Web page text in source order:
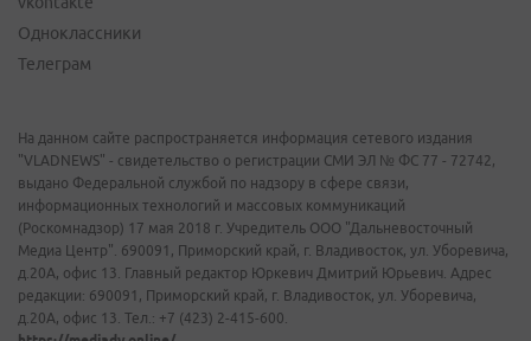
Одноклассники
Телеграм
На данном сайте распространяется информация сетевого издания
"VLADNEWS" - свидетельство о регистрации СМИ ЭЛ № ФС 77 - 72742,
выдано Федеральной службой по надзору в сфере связи,
информационных технологий и массовых коммуникаций
(Роскомнадзор) 17 мая 2018 г. Учредитель ООО "Дальневосточный
Медиа Центр". 690091, Приморский край, г. Владивосток, ул. Уборевича,
д.20А, офис 13. Главный редактор Юркевич Дмитрий Юрьевич. Адрес
редакции: 690091, Приморский край, г. Владивосток, ул. Уборевича,
д.20А, офис 13. Тел.: +7 (423) 2-415-600.